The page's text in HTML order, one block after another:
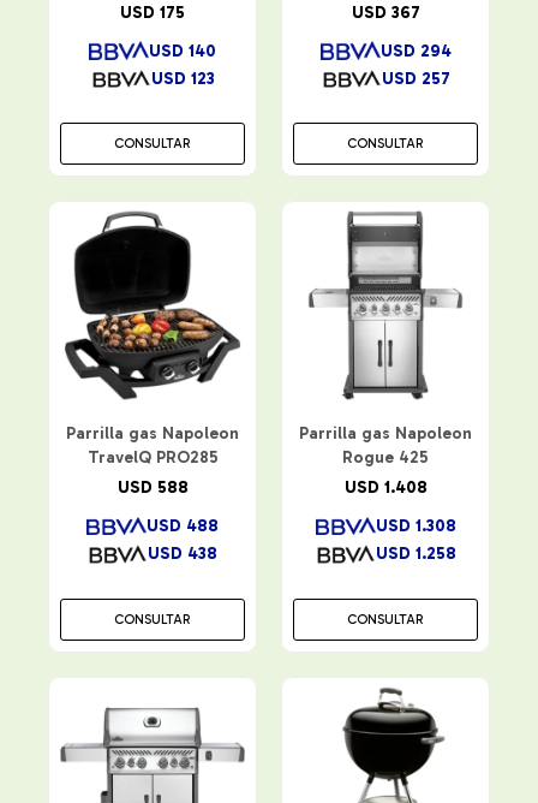
USD 175
USD 123
USD 140
CONSULTAR
USD 367
USD 257
USD 294
CONSULTAR
Parrilla gas Napoleon
TravelQ PRO285
USD 588
USD 438
USD 488
CONSULTAR
Parrilla gas Napoleon
Rogue 425
USD 1.408
USD 1.258
USD 1.308
CONSULTAR